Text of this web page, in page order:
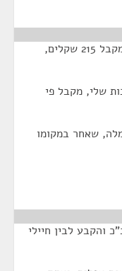
עומדים פה אנשים חיים, שאומרים: אני מקבל 215 שקלים,
שלי, מקבל פי
75% מאותה גימלה, שאחר במקומו
והקבע לבין חיילי